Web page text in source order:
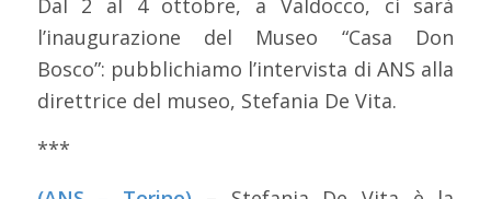
Dal 2 al 4 ottobre, a Valdocco, ci sarà
l’inaugurazione del Museo “Casa Don
Bosco”: pubblichiamo l’intervista di ANS alla
direttrice del museo, Stefania De Vita.
***